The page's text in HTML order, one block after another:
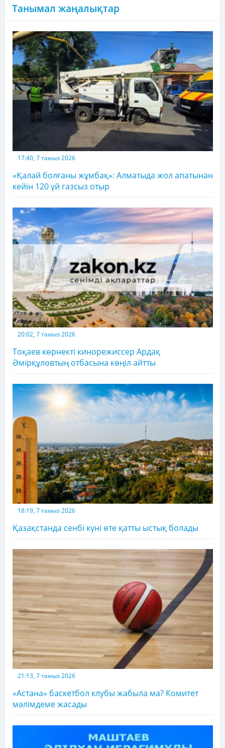
Танымал жаңалықтар
17:40, 7 тамыз 2026
«Қалай болғаны жұмбақ»: Алматыда жол апатынан
кейін 120 үй газсыз отыр
20:02, 7 тамыз 2026
Тоқаев көрнекті кинорежиссер Ардақ
Әмірқұловтың отбасына көңіл айтты
18:19, 7 тамыз 2026
Қазақстанда сенбі күні өте қатты ыстық болады
21:13, 7 тамыз 2026
«Астана» баскетбол клубы жабыла ма? Комитет
мәлімдеме жасады